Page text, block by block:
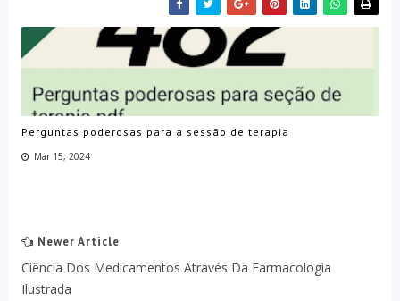
Perguntas poderosas para a sessão de terapia
Mar 15, 2024
Newer Article
Ciência Dos Medicamentos Através Da Farmacologia
Ilustrada